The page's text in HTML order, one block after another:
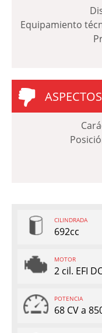
Equipamiento
CILINDRADA
692cc
MOTOR
2 cil. EFI
POTENCIA
68 CV a